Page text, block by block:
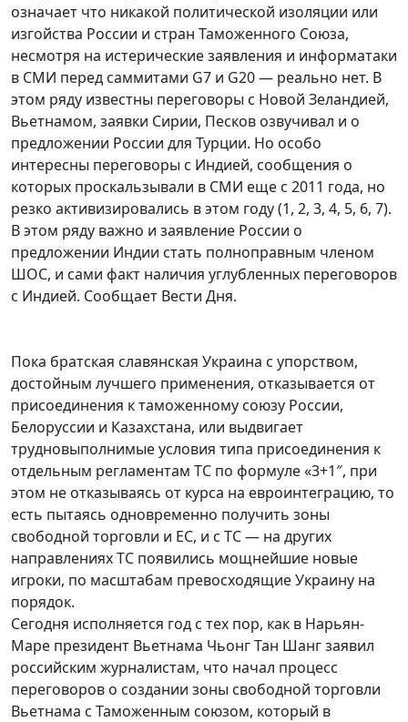
означает что никакой политической изоляции или
изгойства России и стран Таможенного Союза,
несмотря на истерические заявления и информатаки
в СМИ перед саммитами G7 и G20 — реально нет. В
этом ряду известны переговоры с Новой Зеландией,
Вьетнамом, заявки Сирии, Песков озвучивал и о
предложении России для Турции. Но особо
интересны переговоры с Индией, сообщения о
которых проскальзывали в СМИ еще с 2011 года, но
резко активизировались в этом году (1, 2, 3, 4, 5, 6, 7).
В этом ряду важно и заявление России о
предложении Индии стать полноправным членом
ШОС, и сами факт наличия углубленных переговоров
с Индией. Сообщает Вести Дня.
Пока братская славянская Украина с упорством,
достойным лучшего применения, отказывается от
присоединения к таможенному союзу России,
Белоруссии и Казахстана, или выдвигает
трудновыполнимые условия типа присоединения к
отдельным регламентам ТС по формуле «3+1″, при
этом не отказываясь от курса на евроинтеграцию, то
есть пытаясь одновременно получить зоны
свободной торговли и ЕС, и с ТС — на других
направлениях ТС появились мощнейшие новые
игроки, по масштабам превосходящие Украину на
порядок.
Сегодня исполняется год с тех пор, как в Нарьян-
Маре президент Вьетнама Чьонг Тан Шанг заявил
российским журналистам, что начал процесс
переговоров о создании зоны свободной торговли
Вьетнама с Таможенным союзом, который в